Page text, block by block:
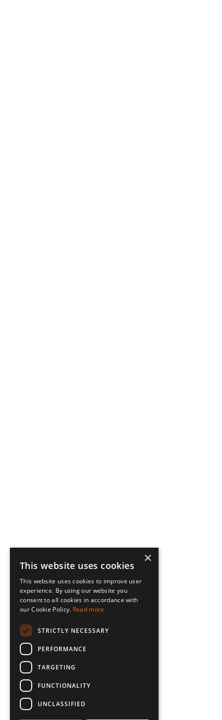
×
This website uses cookies
This website uses cookies to improve user
experience. By using our website you
consent to all cookies in accordance with
our Cookie Policy. Read more
STRICTLY NECESSARY
PERFORMANCE
TARGETING
FUNCTIONALITY
UNCLASSIFIED